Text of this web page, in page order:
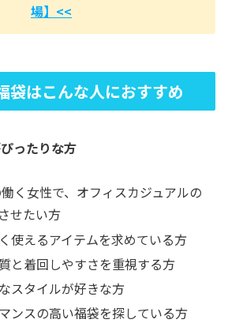
場】<<
袋はこんな人におすすめ
ったりな方
く女性で、オフィスカジュアルの
せたい方
使えるアイテムを求めている方
と着回しやすさを重視する方
スタイルが好きな方
ンスの高い福袋を探している方